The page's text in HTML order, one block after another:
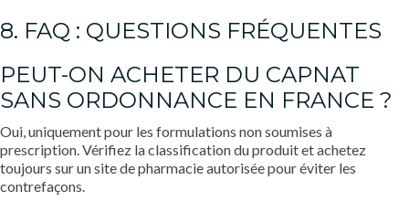
8. FAQ : QUESTIONS FRÉQUENTES
PEUT-ON ACHETER DU CAPNAT
SANS ORDONNANCE EN FRANCE ?
Oui, uniquement pour les formulations non soumises à
prescription. Vérifiez la classification du produit et achetez
toujours sur un site de pharmacie autorisée pour éviter les
contrefaçons.